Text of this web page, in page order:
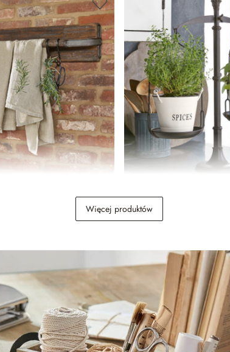
Waga dekoracyjna Tynne
269,00 zł
Więcej produktów